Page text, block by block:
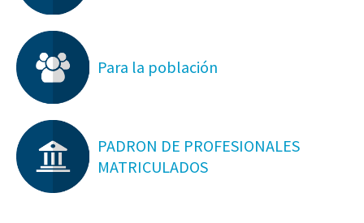
Para la población
PADRON DE PROFESIONALES
MATRICULADOS